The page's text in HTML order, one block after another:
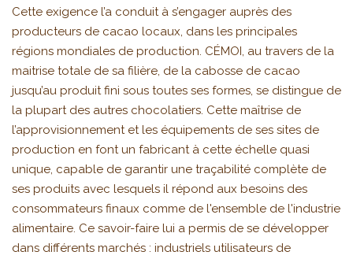
Cette exigence l’a conduit à s’engager auprès des
producteurs de cacao locaux, dans les principales
régions mondiales de production. CÉMOI, au travers de la
maitrise totale de sa filière, de la cabosse de cacao
jusqu’au produit fini sous toutes ses formes, se distingue de
la plupart des autres chocolatiers. Cette maîtrise de
l’approvisionnement et les équipements de ses sites de
production en font un fabricant à cette échelle quasi
unique, capable de garantir une traçabilité complète de
ses produits avec lesquels il répond aux besoins des
consommateurs finaux comme de l'ensemble de l'industrie
alimentaire. Ce savoir-faire lui a permis de se développer
dans différents marchés : industriels utilisateurs de